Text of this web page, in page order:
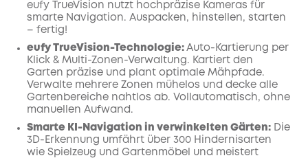
eufy TrueVision nutzt hochpräzise Kameras für
smarte Navigation. Auspacken, hinstellen, starten
– fertig!
eufy TrueVision-Technologie: Auto-Kartierung per
Klick & Multi-Zonen-Verwaltung. Kartiert den
Garten präzise und plant optimale Mähpfade.
Verwalte mehrere Zonen mühelos und decke alle
Gartenbereiche nahtlos ab. Vollautomatisch, ohne
manuellen Aufwand.
Smarte KI-Navigation in verwinkelten Gärten: Die
3D-Erkennung umfährt über 300 Hindernisarten
wie Spielzeug und Gartenmöbel und meistert